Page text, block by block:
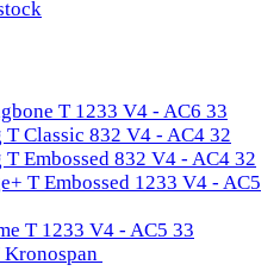
T 1233 V4 - AC6 33
Classic 832 V4 - AC4 32
Embossed 832 V4 - AC4 32
T Embossed 1233 V4 - AC5
T 1233 V4 - AC5 33